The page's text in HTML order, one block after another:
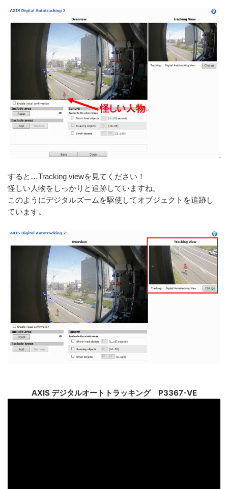
すると…Tracking viewを見てください！
怪しい人物をしっかりと追跡していますね。
このようにデジタルズームを駆使してオブジェクトを追跡し
ています。
AXIS デジタルオートトラッキング P3367-VE